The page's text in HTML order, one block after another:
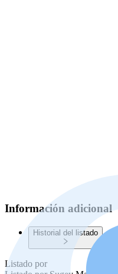
Información adicional
Historial del listado
Listado por